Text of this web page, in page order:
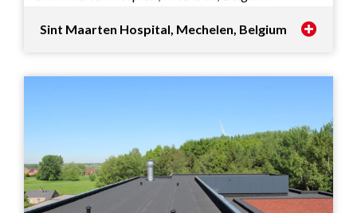
Sint Maarten Hospital, Mechelen, Belgium